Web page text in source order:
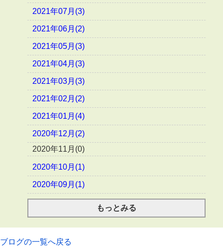
2021年07月(3)
2021年06月(2)
2021年05月(3)
2021年04月(3)
2021年03月(3)
2021年02月(2)
2021年01月(4)
2020年12月(2)
2020年11月(0)
2020年10月(1)
2020年09月(1)
もっとみる
ブログの一覧へ戻る